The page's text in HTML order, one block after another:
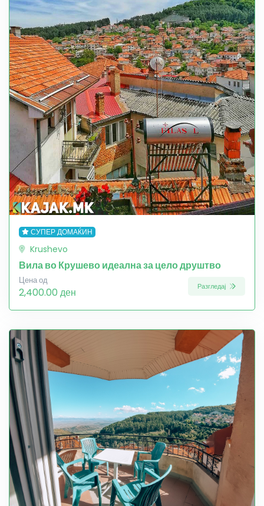
СУПЕР ДОМАЌИН
Krushevo
Вила во Крушево идеална за цело друштво
Цена од
2,400.00 ден Разгледај